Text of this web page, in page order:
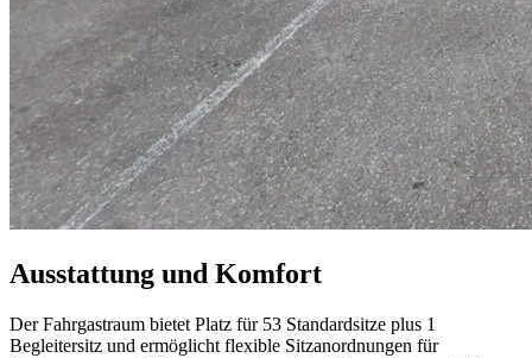
Ausstattung und Komfort
Der Fahrgastraum bietet Platz für 53 Standardsitze plus 1
Begleitersitz und ermöglicht flexible Sitzanordnungen für